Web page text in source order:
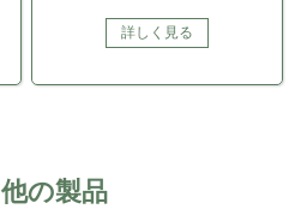
詳しく見る
の製品